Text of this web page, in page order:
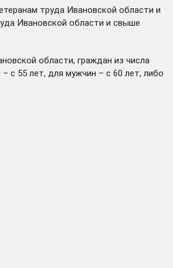
труда Ивановской области и
Ивановской области и свыше
области, граждан из числа
с 55 лет, для мужчин – с 60 лет, либо